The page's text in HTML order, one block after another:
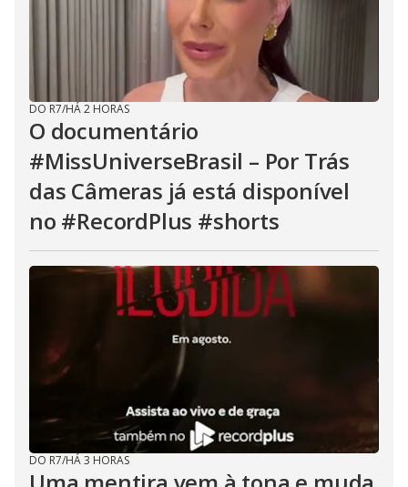
DO R7/HÁ 2 HORAS
O documentário
#MissUniverseBrasil – Por Trás
das Câmeras já está disponível
no #RecordPlus #shorts
DO R7/HÁ 3 HORAS